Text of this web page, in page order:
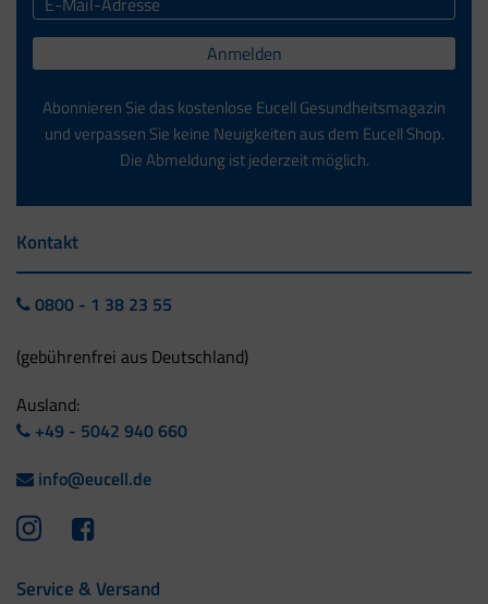
Anmelden
Abonnieren Sie das kostenlose Eucell Gesundheitsmagazin
und verpassen Sie keine Neuigkeiten aus dem Eucell Shop.
Die Abmeldung ist jederzeit möglich.
Kontakt
0800 - 1 38 23 55
(gebührenfrei aus Deutschland)
Ausland:
+49 - 5042 940 660
info@eucell.de
Service & Versand